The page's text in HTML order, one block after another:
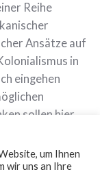
Reihe
Ansätze auf
in
eingehen
sollen hier
zur
Die
um Ihnen
wir uns an Ihre